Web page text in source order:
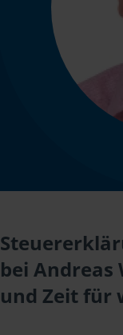
bei Andreas
und Zeit für